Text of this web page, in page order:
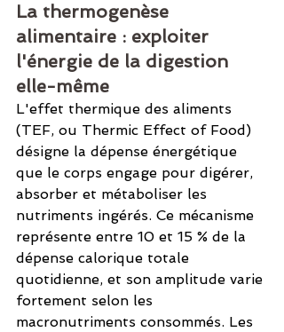
La thermogenèse
alimentaire : exploiter
l'énergie de la digestion
elle-même
L'effet thermique des aliments
(TEF, ou Thermic Effect of Food)
désigne la dépense énergétique
que le corps engage pour digérer,
absorber et métaboliser les
nutriments ingérés. Ce mécanisme
représente entre 10 et 15 % de la
dépense calorique totale
quotidienne, et son amplitude varie
fortement selon les
macronutriments consommés. Les